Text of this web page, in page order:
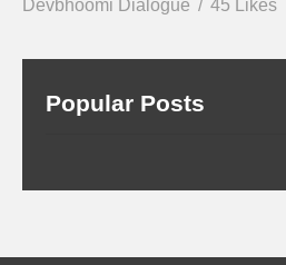
Devbhoomi Dialogue 45 Likes
Popular Posts